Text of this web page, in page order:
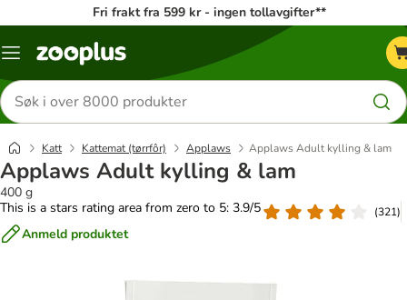
Fri frakt fra 599 kr - ingen tollavgifter**
Katalogmeny
Søk
etter
produkter
Katt Kattemat (tørrfôr) Applaws Applaws Adult kylling & lam
Applaws Adult kylling & lam
400 g
This is a stars rating area from zero to 5: 3.9/5
(321)
Anmeld produktet